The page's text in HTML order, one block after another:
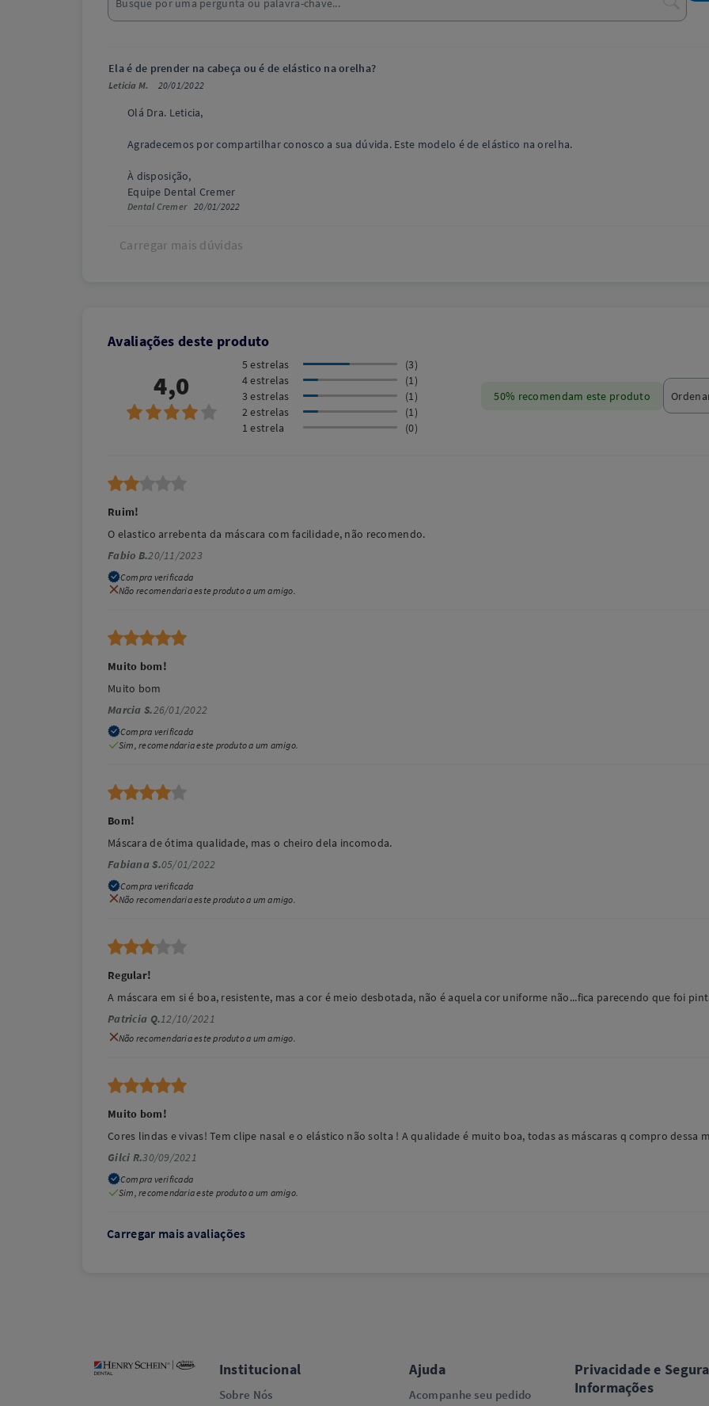
Ela é de prender na cabeça ou é de elástico na orelha?
Leticia M. 20/01/2022
Olá Dra. Leticia,
Agradecemos por compartilhar conosco a sua dúvida. Este modelo é de elástico na orelha.
À disposição,
Equipe Dental Cremer
Dental Cremer20/01/2022
Carregar mais dúvidas
Avaliações deste produto
4,0
5 estrelas
(3)
4 estrelas
(1)
3 estrelas
(1)
2 estrelas
(1)
1 estrela
(0)
50% recomendam este produto
Ruim!
O elastico arrebenta da máscara com facilidade, não recomendo.
Fabio B.20/11/2023
Compra verificada
Não recomendaria este produto a um amigo.
Muito bom!
Muito bom
Marcia S.26/01/2022
Compra verificada
Sim, recomendaria este produto a um amigo.
Bom!
Máscara de ótima qualidade, mas o cheiro dela incomoda.
Fabiana S.05/01/2022
Compra verificada
Não recomendaria este produto a um amigo.
Regular!
A máscara em si é boa, resistente, mas a cor é meio desbotada, não é aquela cor uniforme não...fica parecendo que foi
Patricia Q.12/10/2021
Não recomendaria este produto a um amigo.
Muito bom!
Cores lindas e vivas! Tem clipe nasal e o elástico não solta ! A qualidade é muito boa, todas as máscaras q compro dessa
Gilci R.30/09/2021
Compra verificada
Sim, recomendaria este produto a um amigo.
Carregar mais avaliações
Institucional
Sobre Nós
Ajuda
Acompanhe seu pedido
Privacidade e
Informações